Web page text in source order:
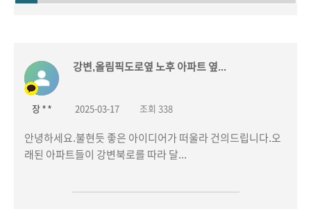
강변,올림픽도로옆 노후 아파트 옆...
장 * * 2025-03-17 조회 338
안녕하세요.불현듯 좋은 아이디어가 떠울라 건의드립니다.오
래된 아파트들이 강변북로를 따라 달...